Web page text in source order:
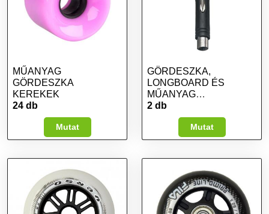
MŰANYAG
GÖRDESZKA
KEREKEK
24 db
Mutat
GÖRDESZKA,
LONGBOARD ÉS
MŰANYAG
GÖRDESZKA
SZERSZÁMOK
2 db
Mutat